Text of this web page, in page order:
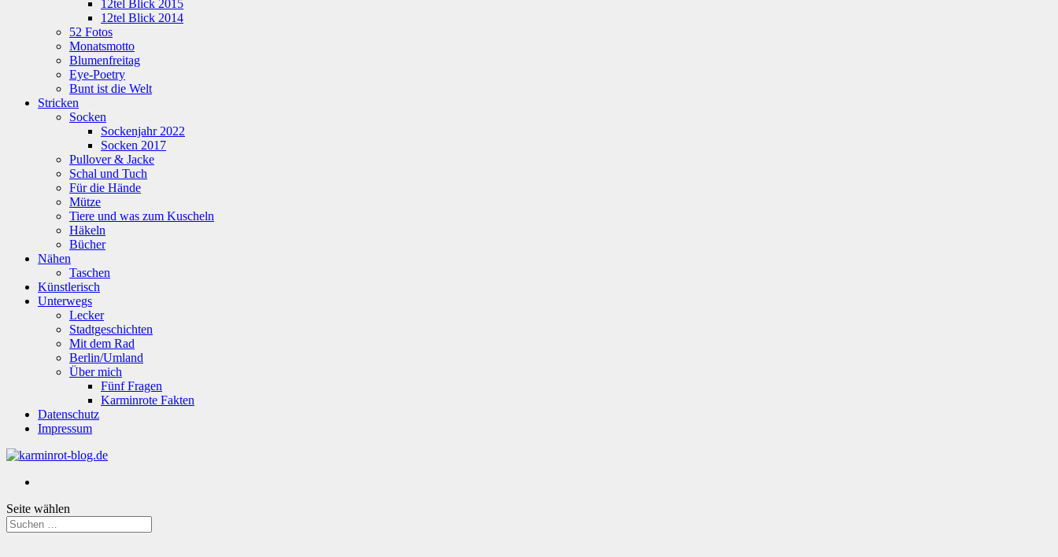
12tel Blick 2015
12tel Blick 2014
52 Fotos
Monatsmotto
Blumenfreitag
Eye-Poetry
Bunt ist die Welt
Stricken
Socken
Sockenjahr 2022
Socken 2017
Pullover & Jacke
Schal und Tuch
Für die Hände
Mütze
Tiere und was zum Kuscheln
Häkeln
Bücher
Nähen
Taschen
Künstlerisch
Unterwegs
Lecker
Stadtgeschichten
Mit dem Rad
Berlin/Umland
Über mich
Fünf Fragen
Karminrote Fakten
Datenschutz
Impressum
Seite wählen